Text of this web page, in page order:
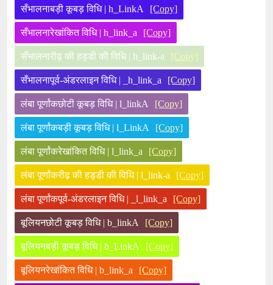
सँभालनाबड़ी कूबड़ विधि | h_LinkA [Copy]
सँभालनारेखांकित विधि | h_link_a [Copy]
सँभालनारीढ़ की हड्डी की विधि | h_link-a [Copy]
सँभालनापूर्व-अंडरलाइन विधि | _h_link_a [Copy]
लंबा पूर्णांकछोटी कूबड़ विधि | l_linkA [Copy]
लंबा पूर्णांकबड़ी कूबड़ विधि | l_LinkA [Copy]
लंबा पूर्णांकरेखांकित विधि | l_link_a [Copy]
लंबा पूर्णांकरीढ़ की हड्डी की विधि | l_link-a [Copy]
लंबा पूर्णांकपूर्व-अंडरलाइन विधि | _l_link_a [Copy]
बूलियनछोटी कूबड़ विधि | b_linkA [Copy]
बूलियनबड़ी कूबड़ विधि | b_LinkA [Copy]
बूलियनरेखांकित विधि | b_link_a [Copy]